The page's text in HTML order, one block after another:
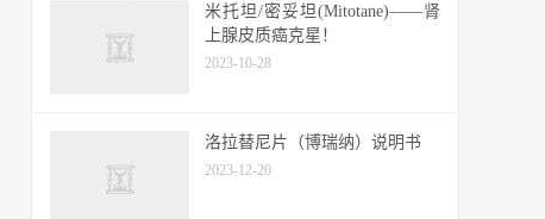
米托坦/密妥坦(Mitotane)——肾
上腺皮质癌克星！
2023-10-28
洛拉替尼片（博瑞纳）说明书
2023-12-20